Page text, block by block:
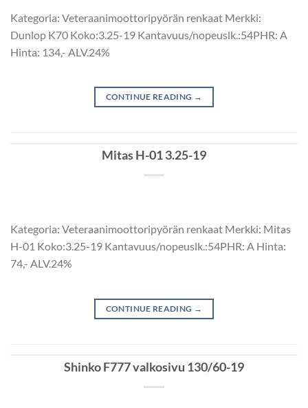
Kategoria: Veteraanimoottoripyörän renkaat Merkki:
Dunlop K70 Koko:3.25-19 Kantavuus/nopeuslk.:54PHR: A
Hinta: 134,- ALV.24%
CONTINUE READING →
Mitas H-01 3.25-19
Kategoria: Veteraanimoottoripyörän renkaat Merkki: Mitas
H-01 Koko:3.25-19 Kantavuus/nopeuslk.:54PHR: A Hinta:
74,- ALV.24%
CONTINUE READING →
Shinko F777 valkosivu 130/60-19